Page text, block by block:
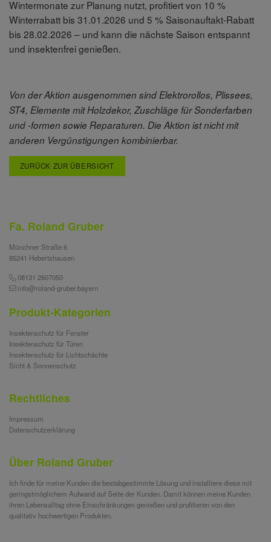
ZURÜCK ZUR ÜBERSICHT
Wintermonate zur Planung nutzt, profitiert von 10 %
Winterrabatt bis 31.01.2026 und 5 % Saisonauftakt-Rabatt
bis 28.02.2026 – und kann die nächste Saison entspannt
und insektenfrei genießen.
Von der Aktion ausgenommen sind Elektrorollos, Plissees,
ST4, Elemente mit Holzdekor, Zuschläge für Sonderfarben
und -formen sowie Reparaturen. Die Aktion ist nicht mit
anderen Vergünstigungen kombinierbar.
Fa. Roland Gruber
Münchner Straße 6
85241 Hebertshausen
08131 2607050
info@roland-gruber.bayern
Produkt-Kategorien
Insektenschutz für Fenster
Insektenschutz für Türen
Insektenschutz für Lichtschächte
Sicht & Sonnenschutz
Rechtliches
Impressum
Datenschutzerklärung
Über Roland Gruber
Ich finde für meine Kunden die bestabgestimmte Lösung und installiere diese mit
geringstmöglichem Aufwand auf Seite der Kunden. Damit können meine Kunden
ihren Lebensalltag ohne Einschränkungen genießen und profitieren von den
qualitativ hochwertigen Produkten.